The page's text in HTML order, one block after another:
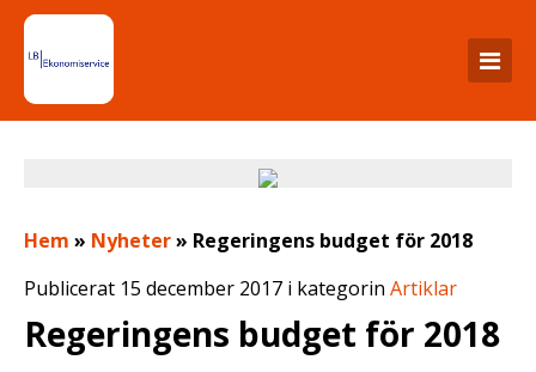
Hem » Nyheter» Regeringens budget för 2018
Publicerat 15 december 2017 i kategorin Artiklar
Regeringens budget för 2018